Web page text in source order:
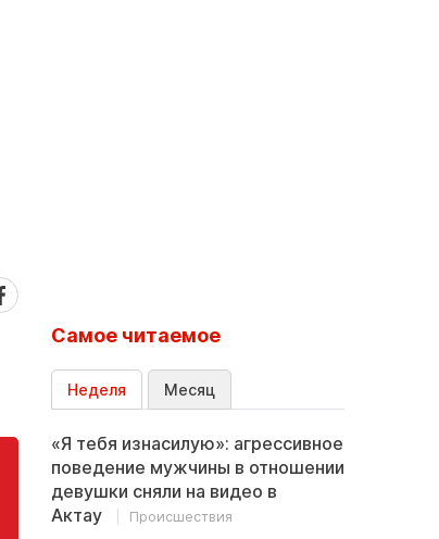
Самое читаемое
Неделя Месяц
«Я тебя изнасилую»: агрессивное
поведение мужчины в отношении
девушки сняли на видео в
Актау
Происшествия